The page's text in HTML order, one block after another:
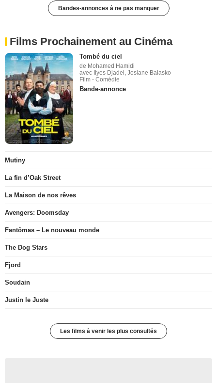
Bandes-annonces à ne pas manquer
Films Prochainement au Cinéma
Tombé du ciel
de Mohamed Hamidi
avec Ilyes Djadel, Josiane Balasko
Film - Comédie
Bande-annonce
Mutiny
La fin d’Oak Street
La Maison de nos rêves
Avengers: Doomsday
Fantômas – Le nouveau monde
The Dog Stars
Fjord
Soudain
Justin le Juste
Les films à venir les plus consultés